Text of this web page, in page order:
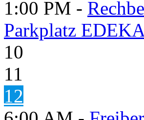
1:00 PM -
Parkplatz
10
11
12